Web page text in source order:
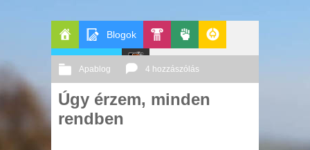
Főoldal
Blogok
Patito
Apablog 4 hozzászólás
2013 07. 30. Őri András
Úgy érzem, minden
rendben